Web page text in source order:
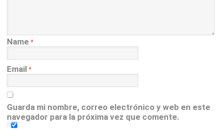
Name *
Email *
Guarda mi nombre, correo electrónico y web en este
navegador para la próxima vez que comente.